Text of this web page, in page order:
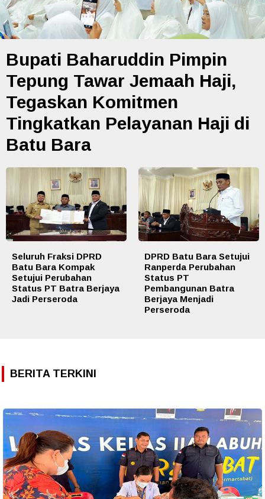
Bupati Baharuddin Pimpin
Tepung Tawar Jemaah Haji,
Tegaskan Komitmen
Tingkatkan Pelayanan Haji di
Batu Bara
Seluruh Fraksi DPRD
Batu Bara Kompak
Setujui Perubahan
Status PT Batra Berjaya
Jadi Perseroda
DPRD Batu Bara Setujui
Ranperda Perubahan
Status PT
Pembangunan Batra
Berjaya Menjadi
Perseroda
BERITA TERKINI